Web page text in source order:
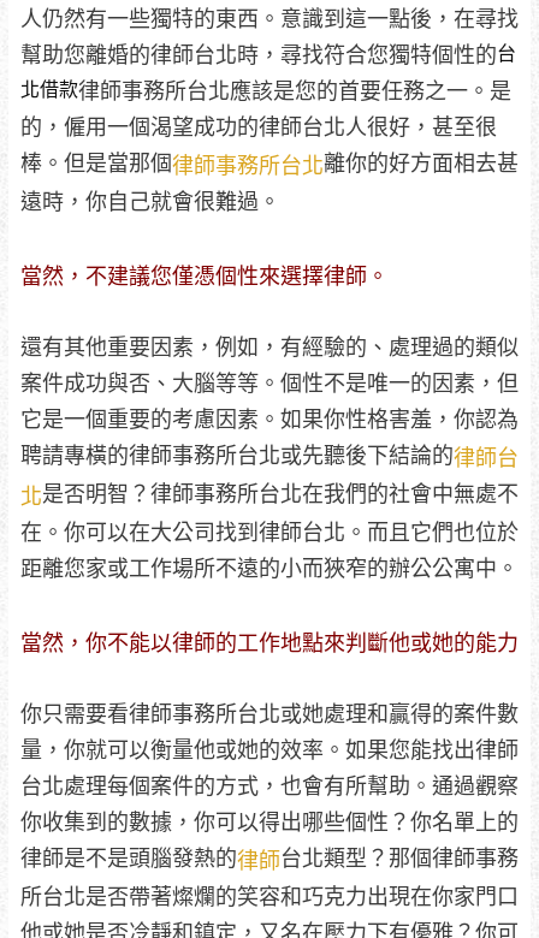
人仍然有一些獨特的東西。意識到這一點後，在尋找
幫助您離婚的律師台北時，尋找符合您獨特個性的台
北借款律師事務所台北應該是您的首要任務之一。是
的，僱用一個渴望成功的律師台北人很好，甚至很
棒。但是當那個律師事務所台北離你的好方面相去甚
遠時，你自己就會很難過。
當然，不建議您僅憑個性來選擇律師。
還有其他重要因素，例如，有經驗的、處理過的類似
案件成功與否、大腦等等。個性不是唯一的因素，但
它是一個重要的考慮因素。如果你性格害羞，你認為
聘請專橫的律師事務所台北或先聽後下結論的律師台
北是否明智？律師事務所台北在我們的社會中無處不
在。你可以在大公司找到律師台北。而且它們也位於
距離您家或工作場所不遠的小而狹窄的辦公公寓中。
當然，你不能以律師的工作地點來判斷他或她的能力
你只需要看律師事務所台北或她處理和贏得的案件數
量，你就可以衡量他或她的效率。如果您能找出律師
台北處理每個案件的方式，也會有所幫助。通過觀察
你收集到的數據，你可以得出哪些個性？你名單上的
律師是不是頭腦發熱的律師台北類型？那個律師事務
所台北是否帶著燦爛的笑容和巧克力出現在你家門口